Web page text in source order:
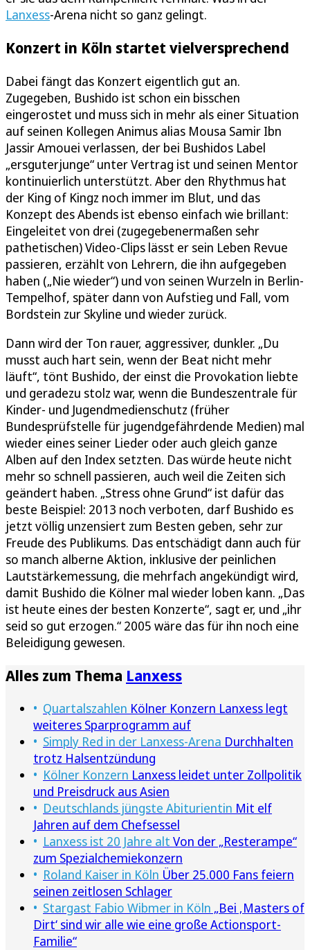
Lanxess-Arena nicht so ganz gelingt.
Konzert in Köln startet vielversprechend
Dabei fängt das Konzert eigentlich gut an.
Zugegeben, Bushido ist schon ein bisschen
eingerostet und muss sich in mehr als einer Situation
auf seinen Kollegen Animus alias Mousa Samir Ibn
Jassir Amouei verlassen, der bei Bushidos Label
„ersguterjunge“ unter Vertrag ist und seinen Mentor
kontinuierlich unterstützt. Aber den Rhythmus hat
der King of Kingz noch immer im Blut, und das
Konzept des Abends ist ebenso einfach wie brillant:
Eingeleitet von drei (zugegebenermaßen sehr
pathetischen) Video-Clips lässt er sein Leben Revue
passieren, erzählt von Lehrern, die ihn aufgegeben
haben („Nie wieder“) und von seinen Wurzeln in Berlin-
Tempelhof, später dann von Aufstieg und Fall, vom
Bordstein zur Skyline und wieder zurück.
Dann wird der Ton rauer, aggressiver, dunkler. „Du
musst auch hart sein, wenn der Beat nicht mehr
läuft“, tönt Bushido, der einst die Provokation liebte
und geradezu stolz war, wenn die Bundeszentrale für
Kinder- und Jugendmedienschutz (früher
Bundesprüfstelle für jugendgefährdende Medien) mal
wieder eines seiner Lieder oder auch gleich ganze
Alben auf den Index setzten. Das würde heute nicht
mehr so schnell passieren, auch weil die Zeiten sich
geändert haben. „Stress ohne Grund“ ist dafür das
beste Beispiel: 2013 noch verboten, darf Bushido es
jetzt völlig unzensiert zum Besten geben, sehr zur
Freude des Publikums. Das entschädigt dann auch für
so manch alberne Aktion, inklusive der peinlichen
Lautstärkemessung, die mehrfach angekündigt wird,
damit Bushido die Kölner mal wieder loben kann. „Das
ist heute eines der besten Konzerte“, sagt er, und „ihr
seid so gut erzogen.“ 2005 wäre das für ihn noch eine
Beleidigung gewesen.
Alles zum Thema Lanxess
Quartalszahlen Kölner Konzern Lanxess legt
weiteres Sparprogramm auf
Simply Red in der Lanxess-Arena Durchhalten
trotz Halsentzündung
Kölner Konzern Lanxess leidet unter Zollpolitik
und Preisdruck aus Asien
Deutschlands jüngste Abiturientin Mit elf
Jahren auf dem Chefsessel
Lanxess ist 20 Jahre alt Von der „Resterampe“
zum Spezialchemiekonzern
Roland Kaiser in Köln Über 25.000 Fans feiern
seinen zeitlosen Schlager
Stargast Fabio Wibmer in Köln „Bei ‚Masters of
Dirt‘ sind wir alle wie eine große Actionsport-
Familie“